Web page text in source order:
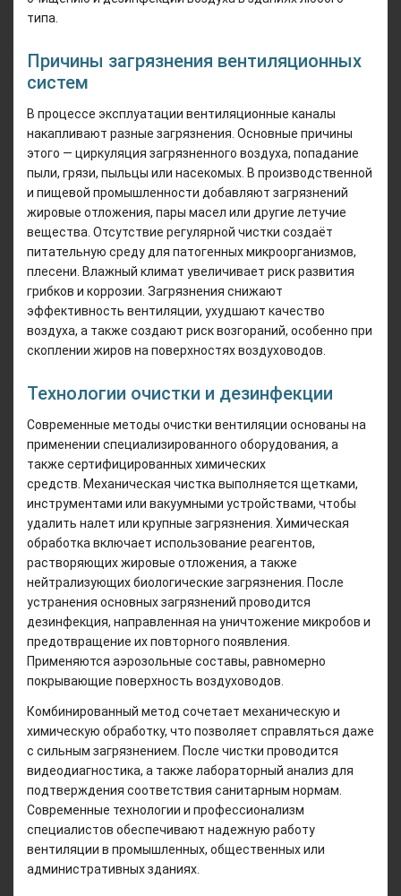
типа.
Причины загрязнения вентиляционных
систем
В процессе эксплуатации вентиляционные каналы
накапливают разные загрязнения. Основные причины
этого — циркуляция загрязненного воздуха, попадание
пыли, грязи, пыльцы или насекомых. В производственной
и пищевой промышленности добавляют загрязнений
жировые отложения, пары масел или другие летучие
вещества. Отсутствие регулярной чистки создаёт
питательную среду для патогенных микроорганизмов,
плесени. Влажный климат увеличивает риск развития
грибков и коррозии. Загрязнения снижают
эффективность вентиляции, ухудшают качество
воздуха, а также создают риск возгораний, особенно при
скоплении жиров на поверхностях воздуховодов.
Технологии очистки и дезинфекции
Современные методы очистки вентиляции основаны на
применении специализированного оборудования, а
также сертифицированных химических
средств. Механическая чистка выполняется щетками,
инструментами или вакуумными устройствами, чтобы
удалить налет или крупные загрязнения. Химическая
обработка включает использование реагентов,
растворяющих жировые отложения, а также
нейтрализующих биологические загрязнения. После
устранения основных загрязнений проводится
дезинфекция, направленная на уничтожение микробов и
предотвращение их повторного появления.
Применяются аэрозольные составы, равномерно
покрывающие поверхность воздуховодов.
Комбинированный метод сочетает механическую и
химическую обработку, что позволяет справляться даже
с сильным загрязнением. После чистки проводится
видеодиагностика, а также лабораторный анализ для
подтверждения соответствия санитарным нормам.
Современные технологии и профессионализм
специалистов обеспечивают надежную работу
вентиляции в промышленных, общественных или
административных зданиях.